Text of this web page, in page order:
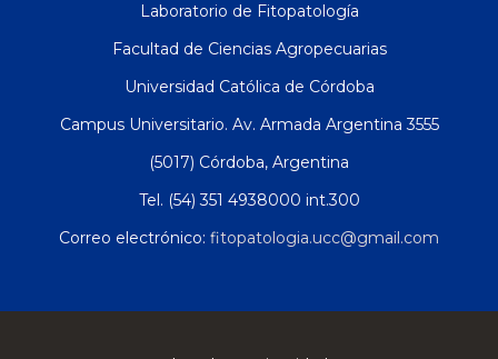
Laboratorio de Fitopatología
Facultad de Ciencias Agropecuarias
Universidad Católica de Córdoba
Campus Universitario. Av. Armada Argentina 3555
(5017) Córdoba, Argentina
Tel. (54) 351 4938000 int.300
Correo electrónico: fitopatologia.ucc@gmail.com